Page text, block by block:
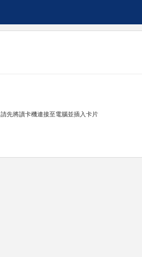
請先將讀卡機連接至電腦並插入卡片